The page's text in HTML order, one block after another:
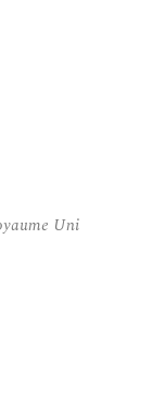
Uni